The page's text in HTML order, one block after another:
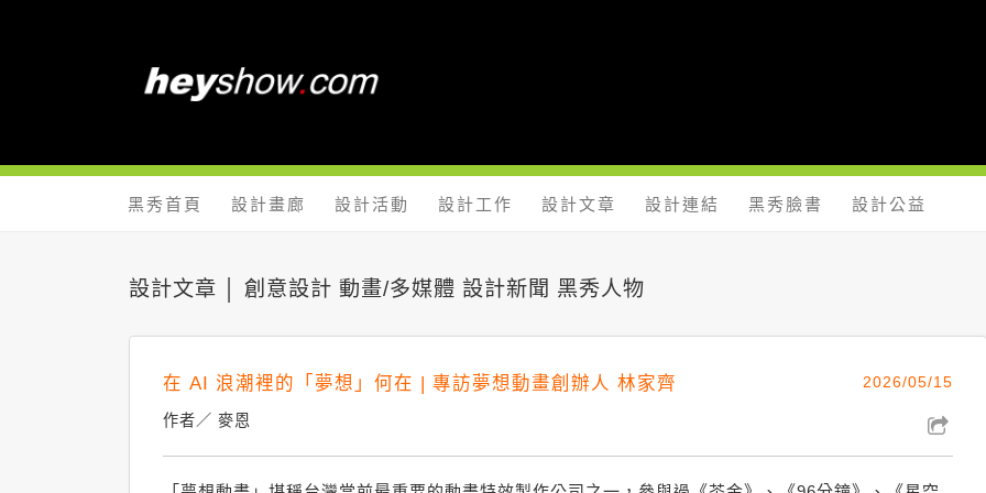
黑秀首頁 設計畫廊 設計活動 設計工作 設計文章 設計連結 黑秀臉書 設計公益
設計文章 │ 創意設計 動畫/多媒體 設計新聞 黑秀人物
在 AI 浪潮裡的「夢想」何在 | 專訪夢想動畫創辦人 林家齊
作者／ 麥恩
2026/05/15